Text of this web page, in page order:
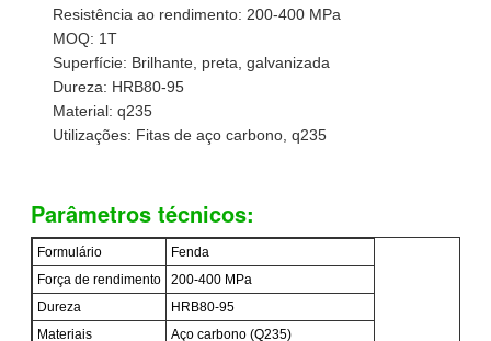
Resistência ao rendimento: 200-400 MPa
MOQ: 1T
Superfície: Brilhante, preta, galvanizada
Dureza: HRB80-95
Material: q235
Utilizações: Fitas de aço carbono, q235
Parâmetros técnicos:
Formulário
Fenda
Força de rendimento
200-400 MPa
Dureza
HRB80-95
Materiais
Aço carbono (Q235)